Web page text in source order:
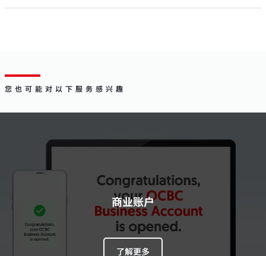
您也可能对以下服务感兴趣
商业账户
了解更多